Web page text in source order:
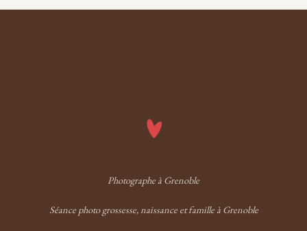
Photographe à Grenoble
Séance photo grossesse, naissance et famille à Grenoble